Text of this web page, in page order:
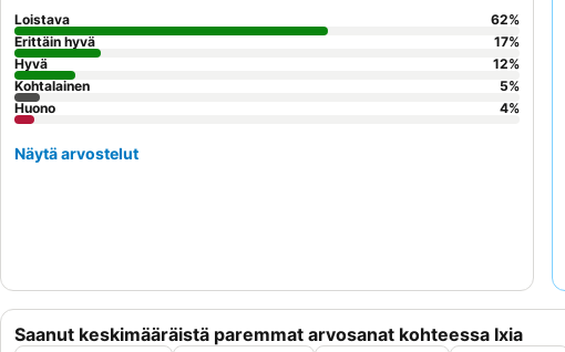
Saanut keskimääräistä paremmat arvosanat kohteessa Ixia
Loistava 62%
Erittäin hyvä
17%
Hyvä
12%
Kohtalainen
5%
Huono
4%
Näytä arvostelut